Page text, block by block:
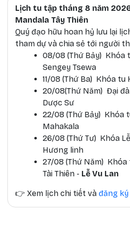
Lịch tu tập tháng 8 năm
Mandala Tây Thiên
Quý đạo hữu hoan hỷ lưu lại
tham dự và chia sẻ tới người
08/08 (Thứ Bảy) Khóa
Sengey Tsewa
11/08 (Thứ Ba) Khóa tu
20/08(Thứ Năm) Đại
Dược Sư
22/08 (Thứ Bảy) Khóa
Mahakala
26/08 (Thứ Tư) Khóa
Hương linh
27/08 (Thứ Năm) Khóa
Tài Thiên - Lễ Vu Lan
👉 Xem lịch chi tiết và đăng